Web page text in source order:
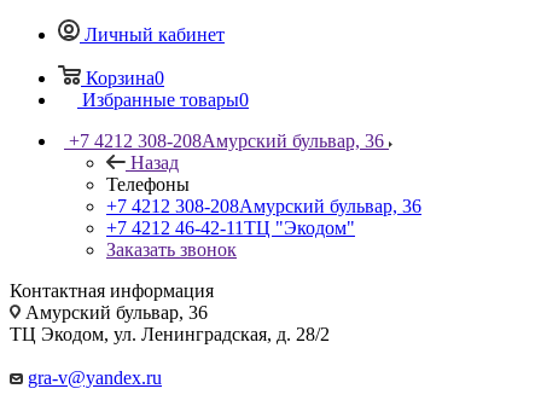
Личный кабинет
Корзина0
Избранные товары0
+7 4212 308-208Амурский бульвар, 36
Назад
Телефоны
+7 4212 308-208Амурский бульвар, 36
+7 4212 46-42-11ТЦ "Экодом"
Заказать звонок
Контактная информация
Амурский бульвар, 36
ТЦ Экодом, ул. Ленинградская, д. 28/2
gra-v@yandex.ru